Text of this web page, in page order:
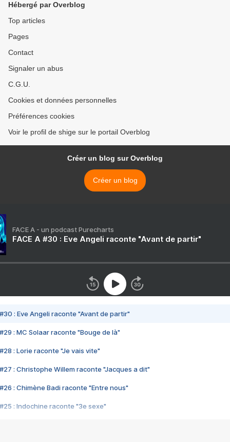
Hébergé par Overblog
Top articles
Pages
Contact
Signaler un abus
C.G.U.
Cookies et données personnelles
Préférences cookies
Voir le profil de shige sur le portail Overblog
Créer un blog sur Overblog
Créer un blog
FACE A - un podcast Purecharts
FACE A #30 : Eve Angeli raconte "Avant de partir"
#30 : Eve Angeli raconte "Avant de partir"
#29 : MC Solaar raconte "Bouge de là"
#28 : Lorie raconte "Je vais vite"
#27 : Christophe Willem raconte "Jacques a dit"
#26 : Chimène Badi raconte "Entre nous"
#25 : Indochine raconte "3e sexe"